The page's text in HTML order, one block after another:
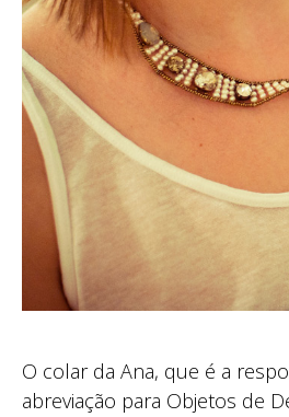
O colar da Ana, que é a
abreviação para Objetos de